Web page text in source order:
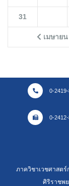
เมษายน
31
0-
0-
ภาควิชาเวชศาสต
ศิริราชพ